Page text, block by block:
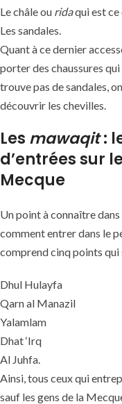
Le châle ou ridaqui est ce
Les sandales.
Quant à ce dernier
porter des chaussures qui
trouve pas de sandales,
découvrir les chevilles.
Les mawaqit:
d’entrées sur
Mecque
Un point à connaître
comment entrer dans le
comprend cinq points qui
Dhul Hulayfa
Qarn al Manazil
Yalamlam
Dhat ‘Irq
Al Juhfa.
Ainsi, tous ceux qui
sauf les gens de la